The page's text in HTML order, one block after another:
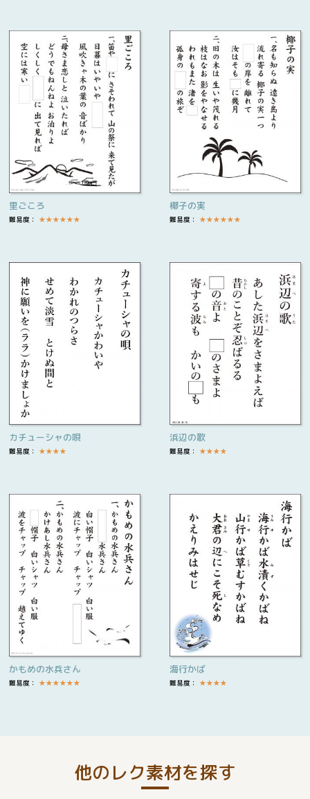
里ごころ
難易度： ★★★★★★
椰子の実
難易度： ★★★★★★
カチューシャの唄
難易度： ★★★★
浜辺の歌
難易度： ★★★★
かもめの水兵さん
難易度： ★★★★★★
海行かば
難易度： ★★★★
他のレク素材を探す